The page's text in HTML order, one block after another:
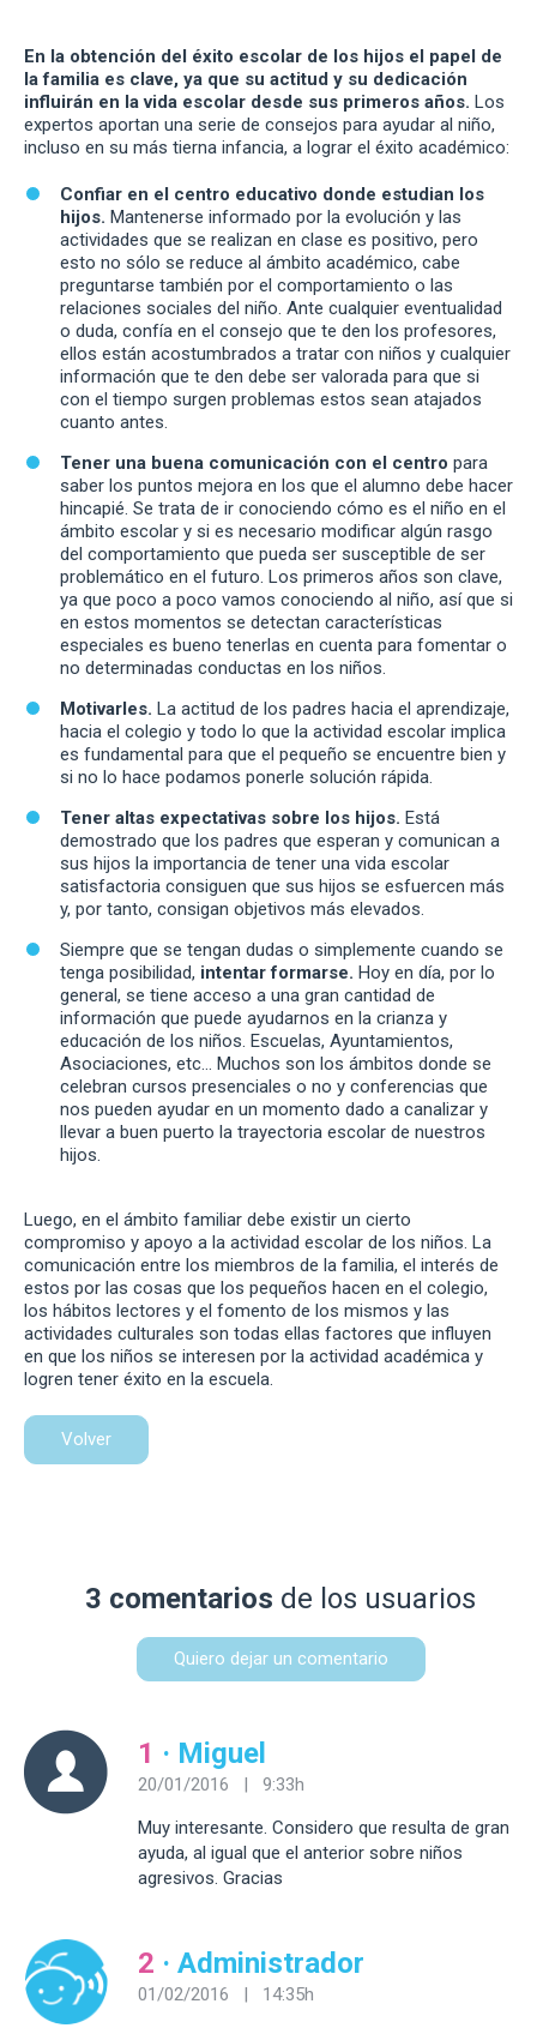
En la obtención del éxito escolar de los hijos el papel de
la familia es clave, ya que su actitud y su dedicación
influirán en la vida escolar desde sus primeros años. Los
expertos aportan una serie de consejos para ayudar al niño,
incluso en su más tierna infancia, a lograr el éxito académico:
Confiar en el centro educativo donde estudian los
hijos. Mantenerse informado por la evolución y las
actividades que se realizan en clase es positivo, pero
esto no sólo se reduce al ámbito académico, cabe
preguntarse también por el comportamiento o las
relaciones sociales del niño. Ante cualquier eventualidad
o duda, confía en el consejo que te den los profesores,
ellos están acostumbrados a tratar con niños y cualquier
información que te den debe ser valorada para que si
con el tiempo surgen problemas estos sean atajados
cuanto antes.
Tener una buena comunicación con el centro para
saber los puntos mejora en los que el alumno debe hacer
hincapié. Se trata de ir conociendo cómo es el niño en el
ámbito escolar y si es necesario modificar algún rasgo
del comportamiento que pueda ser susceptible de ser
problemático en el futuro. Los primeros años son clave,
ya que poco a poco vamos conociendo al niño, así que si
en estos momentos se detectan características
especiales es bueno tenerlas en cuenta para fomentar o
no determinadas conductas en los niños.
Motivarles. La actitud de los padres hacia el aprendizaje,
hacia el colegio y todo lo que la actividad escolar implica
es fundamental para que el pequeño se encuentre bien y
si no lo hace podamos ponerle solución rápida.
Tener altas expectativas sobre los hijos. Está
demostrado que los padres que esperan y comunican a
sus hijos la importancia de tener una vida escolar
satisfactoria consiguen que sus hijos se esfuercen más
y, por tanto, consigan objetivos más elevados.
Siempre que se tengan dudas o simplemente cuando se
tenga posibilidad, intentar formarse. Hoy en día, por lo
general, se tiene acceso a una gran cantidad de
información que puede ayudarnos en la crianza y
educación de los niños. Escuelas, Ayuntamientos,
Asociaciones, etc… Muchos son los ámbitos donde se
celebran cursos presenciales o no y conferencias que
nos pueden ayudar en un momento dado a canalizar y
llevar a buen puerto la trayectoria escolar de nuestros
hijos.
Luego, en el ámbito familiar debe existir un cierto
compromiso y apoyo a la actividad escolar de los niños. La
comunicación entre los miembros de la familia, el interés de
estos por las cosas que los pequeños hacen en el colegio,
los hábitos lectores y el fomento de los mismos y las
actividades culturales son todas ellas factores que influyen
en que los niños se interesen por la actividad académica y
logren tener éxito en la escuela.
Volver
3 comentarios de los usuarios
Quiero dejar un comentario
1 · Miguel
20/01/2016 | 9:33h
Muy interesante. Considero que resulta de gran
ayuda, al igual que el anterior sobre niños
agresivos. Gracias
2 · Administrador
01/02/2016 | 14:35h